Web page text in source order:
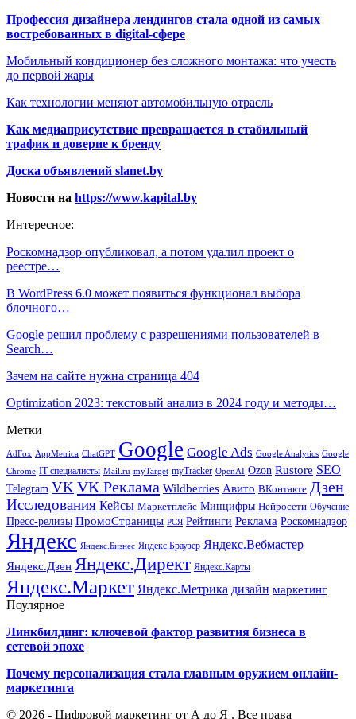
Профессия дизайнера лендингов стала одной из самых
востребованных в digital-сфере
Мобильный кондиционер без сложного монтажа: что учесть
до первой жары
Как технологии меняют автомобильную отрасль
Как медиаприсутствие превращается в стабильный
трафик и доверие к бренду
Доска объявлений slanet.by
Новости на https://www.kapital.by
Интересное:
Роскомнадзор опубликовал, а потом удалил проект о
реестре…
В WordPress 6.0 может появиться функционал выбора
блочного…
Google решил проблему с разрешениями пользователей в
Search…
Зачем на сайте нужна страница 404
Optimization 2023: текстовый анализ в 2024 году и методы…
Метки
AdFox AppMetrica ChatGPT Google Google Ads Google Analytics Google
Chrome IT-специалисты Mail.ru myTarget myTracker OpenAI Ozon Rustore SEO
Telegram VK VK Реклама Wildberries Авито ВКонтакте Дзен
Исследования Кейсы Маркетплейс Минцифры Нейросети Обучение
Пресс-релизы ПромоСтраницы РСЯ Рейтинги Реклама Роскомнадзор
Яндекс Яндекс.Бизнес Яндекс.Браузер Яндекс.Вебмастер
Яндекс.Дзен Яндекс.Директ Яндекс.Карты
Яндекс.Маркет Яндекс.Метрика дизайн маркетинг
Поулярное
Линкбилдинг: ключевой фактор развития бизнеса в
сетевой эпохе
Почему персонализация стала главным оружием онлайн-
маркетинга
© 2026 - Цифровой маркетинг от А до Я . Все права